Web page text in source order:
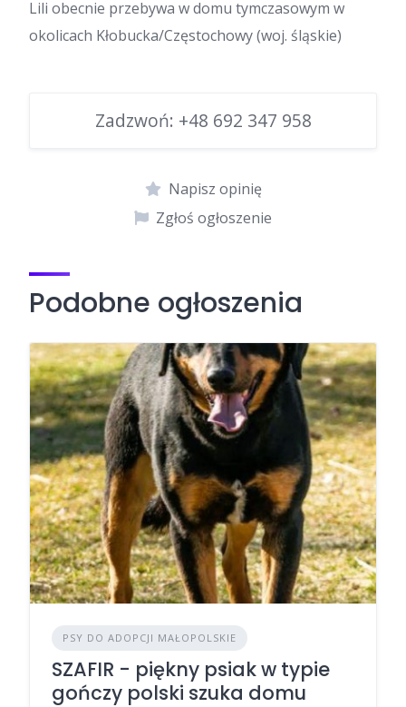
Lili obecnie przebywa w domu tymczasowym w
okolicach Kłobucka/Częstochowy (woj. śląskie)
Zadzwoń: +48 692 347 958
Napisz opinię
Zgłoś ogłoszenie
Podobne ogłoszenia
PSY DO ADOPCJI MAŁOPOLSKIE
SZAFIR - piękny psiak w typie
gończy polski szuka domu